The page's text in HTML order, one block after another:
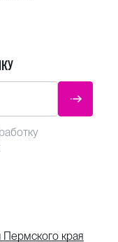
Пермского края